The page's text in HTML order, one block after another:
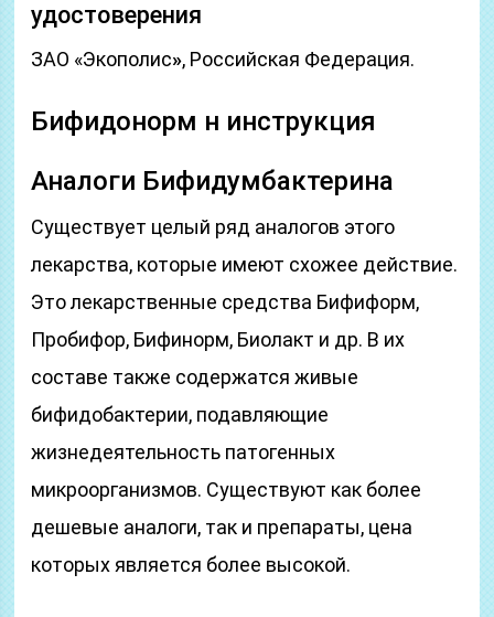
удостоверения
ЗАО «Экополис», Российская Федерация.
Бифидонорм н инструкция
Аналоги Бифидумбактерина
Существует целый ряд аналогов этого
лекарства, которые имеют схожее действие.
Это лекарственные средства Бифиформ,
Пробифор, Бифинорм, Биолакт и др. В их
составе также содержатся живые
бифидобактерии, подавляющие
жизнедеятельность патогенных
микроорганизмов. Существуют как более
дешевые аналоги, так и препараты, цена
которых является более высокой.